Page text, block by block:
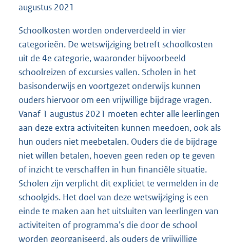
augustus 2021
Schoolkosten worden onderverdeeld in vier
categorieën. De wetswijziging betreft schoolkosten
uit de 4e categorie, waaronder bijvoorbeeld
schoolreizen of excursies vallen. Scholen in het
basisonderwijs en voortgezet onderwijs kunnen
ouders hiervoor om een vrijwillige bijdrage vragen.
Vanaf 1 augustus 2021 moeten echter alle leerlingen
aan deze extra activiteiten kunnen meedoen, ook als
hun ouders niet meebetalen. Ouders die de bijdrage
niet willen betalen, hoeven geen reden op te geven
of inzicht te verschaffen in hun financiële situatie.
Scholen zijn verplicht dit expliciet te vermelden in de
schoolgids. Het doel van deze wetswijziging is een
einde te maken aan het uitsluiten van leerlingen van
activiteiten of programma’s die door de school
worden georganiseerd, als ouders de vrijwillige